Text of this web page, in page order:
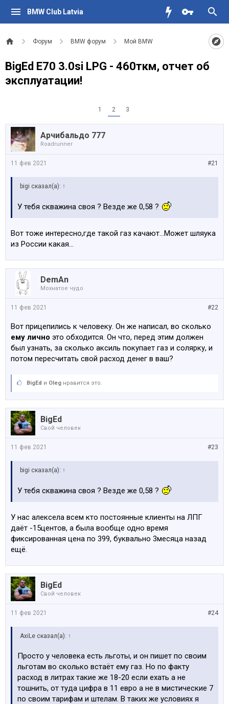
BMW Club Latvia
Форум BMW форум Мой BMW
BigEd E70 3.0si LPG - 460ткм, отчет об
эксплуатации!
1 2 3
Арчибальдо 777
Roadrunner
#21
11 фев 2021
bigi сказал(а): ↑
У тебя скважина своя ? Везде же 0,58 ?
Вот тоже интересно,где такой газ качают...Может шляука
из России какая...
DemAn
Мохнатое чудо
#22
11 фев 2021
Вот прицепились к человеку. Он же написал, во сколько
ему лично это обходится. Он что, перед этим должен
был узнать, за сколько аксиль покупает газ и солярку, и
потом пересчитать свой расход денег в ваш?
BigEd и Oleg нравится это.
BigEd
Свой человек
#23
11 фев 2021
bigi сказал(а): ↑
У тебя скважина своя ? Везде же 0,58 ?
У нас алексела всем кто постоянные клиенты на ЛПГ
даёт -15центов, а была вообще одно время
фиксированная цена по 399, буквально 3месяца назад
ещё.
BigEd
Свой человек
#24
11 фев 2021
AxiLe сказал(а): ↑
Просто у человека есть льготы, и он пишет по своим
льготам во сколько встаёт ему газ. Но по факту
расход в литрах такие же 18-20 если ехать а не
тошнить, от туда цифра в 11 евро а не в мистические 7
по своим тарифам и штелам. В таких же условиях я